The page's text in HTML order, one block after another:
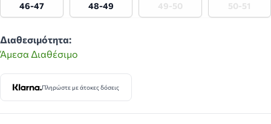
46-47 48-49 49-50 50-51
Διαθεσιμότητα:
Άμεσα Διαθέσιμο
Πληρώστε με άτοκες δόσεις